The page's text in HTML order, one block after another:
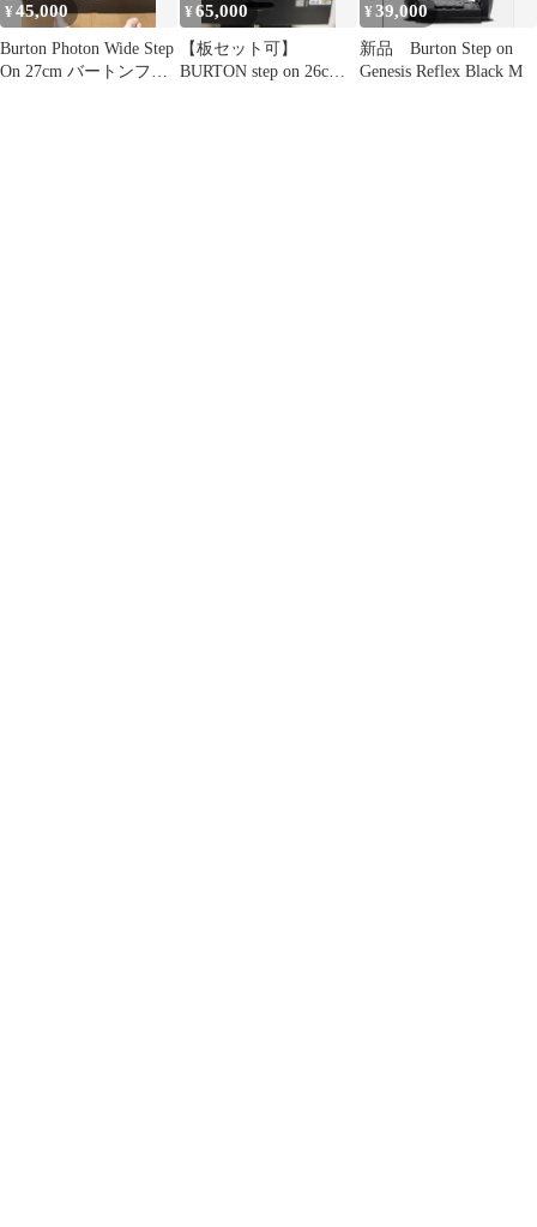
¥45,000
Burton Photon Wide Step
On 27cm バートンフォ
¥65,000
【板セット可】
BURTON step on 26cm
¥39,000
新品 Burton Step on
Genesis Reflex Black M